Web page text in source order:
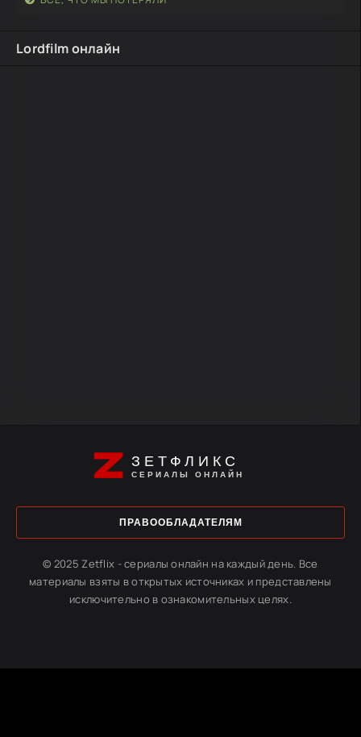
Lordfilm онлайн
ЗЕТФЛИКС
СЕРИАЛЫ ОНЛАЙН
ПРАВООБЛАДАТЕЛЯМ
© 2025 Zetflix - сериалы онлайн на каждый день. Все
материалы взяты в открытых источниках и представлены
исключительно в ознакомительных целях.